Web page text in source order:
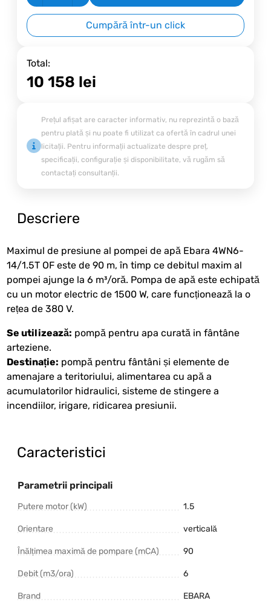
Cumpără într-un click
Total:
10 158 lei
Prețul afișat are caracter informativ, nu reprezintă o bază
pentru plată și nu poate fi utilizat ca ofertă în cadrul unei
licitații. Pentru informații actualizate despre preț,
specificații, configurație și disponibilitate, vă rugăm să
contactați consultanții.
Descriere
Maximul de presiune al pompei de apă Ebara 4WN6-
14/1.5T OF este de 90 m, în timp ce debitul maxim al
pompei ajunge la 6 m³/oră. Pompa de apă este echipată
cu un motor electric de 1500 W, care funcționează la o
rețea de 380 V.
Se utilizează: pompă pentru apa curată in fântâne
arteziene.
Destinație: pompă pentru fântâni și elemente de
amenajare a teritoriului, alimentarea cu apă a
acumulatorilor hidraulici, sisteme de stingere a
incendiilor, irigare, ridicarea presiunii.
Caracteristici
Parametrii principali
Putere motor (kW) 1.5
Orientare verticală
Înălțimea maximă de pompare (mCA) 90
Debit (m3/ora) 6
Brand EBARA